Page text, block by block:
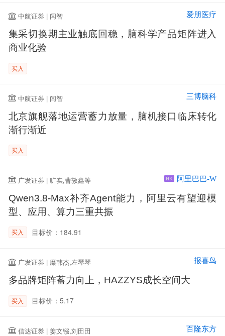
中航证券 | 闫智 爱朋医疗
集采切换期主业触底回稳，脑科学产品矩阵进入
商业化验
买入
中航证券 | 闫智 三博脑科
北京旗舰落地运营蓄力放量，脑机接口临床转化
渐行渐近
买入
广发证券 | 旷实,曹敦鑫等 HK 阿里巴巴-W
Qwen3.8-Max补齐Agent能力，阿里云有望迎模
型、应用、算力三重共振
买入 目标价：184.91
广发证券 | 糜韩杰,左琴琴 报喜鸟
多品牌矩阵蓄力向上，HAZZYS成长空间大
买入 目标价：5.17
信达证券 | 姜文镪,刘田田 百隆东方